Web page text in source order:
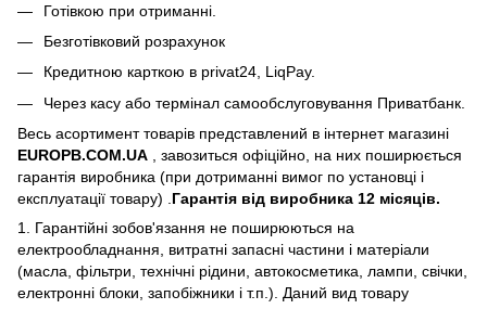
Готівкою при отриманні.
Безготівковий розрахунок
Кредитною карткою в privat24, LiqPay.
Через касу або термінал самообслуговування Приватбанк.
Весь асортимент товарів представлений в інтернет магазині
EUROPB.COM.UA
, завозиться офіційно, на них поширюється
гарантія виробника (при дотриманні вимог по установці і
експлуатації товару) . Гарантія від виробника 12 місяців.
1. Гарантійні зобов'язання не поширюються на
електрообладнання, витратні запасні частини і матеріали
(масла, фільтри, технічні рідини, автокосметика, лампи, свічки,
електронні блоки, запобіжники і т.п.). Даний вид товару